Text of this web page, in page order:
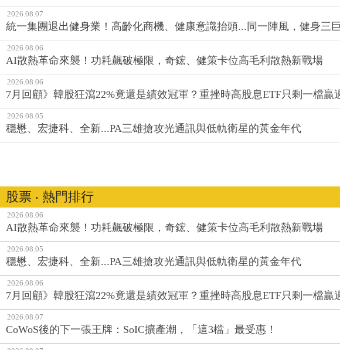
2026.08.07
統一集團退出健身業！高齡化商機、健康意識抬頭...同一陣風，健身三
2026.08.06
AI散熱革命來襲！功耗飆破極限，奇鋐、健策卡位高毛利散熱新戰場
2026.08.06
7月回顧》韓股狂瀉22%竟還是績效冠軍？重挫時高股息ETF只剩一檔贏
2026.08.05
穩懋、宏捷科、全新...PA三雄搶攻光通訊與低軌衛星的黃金年代
股票 ‧ 熱門排行
2026.08.06
AI散熱革命來襲！功耗飆破極限，奇鋐、健策卡位高毛利散熱新戰場
2026.08.05
穩懋、宏捷科、全新...PA三雄搶攻光通訊與低軌衛星的黃金年代
2026.08.06
7月回顧》韓股狂瀉22%竟還是績效冠軍？重挫時高股息ETF只剩一檔贏
2026.08.07
CoWoS後的下一張王牌：SoIC擴產潮，「這3檔」最受惠！